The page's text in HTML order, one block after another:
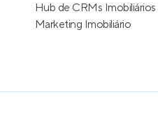
Hub de CRMs Imobiliários
Marketing Imobiliário